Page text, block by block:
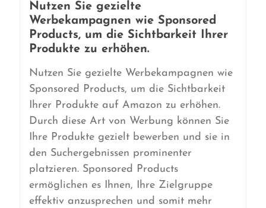
Nutzen Sie gezielte
Werbekampagnen wie Sponsored
Products, um die Sichtbarkeit Ihrer
Produkte zu erhöhen.
Nutzen Sie gezielte Werbekampagnen wie
Sponsored Products, um die Sichtbarkeit
Ihrer Produkte auf Amazon zu erhöhen.
Durch diese Art von Werbung können Sie
Ihre Produkte gezielt bewerben und sie in
den Suchergebnissen prominenter
platzieren. Sponsored Products
ermöglichen es Ihnen, Ihre Zielgruppe
effektiv anzusprechen und somit mehr